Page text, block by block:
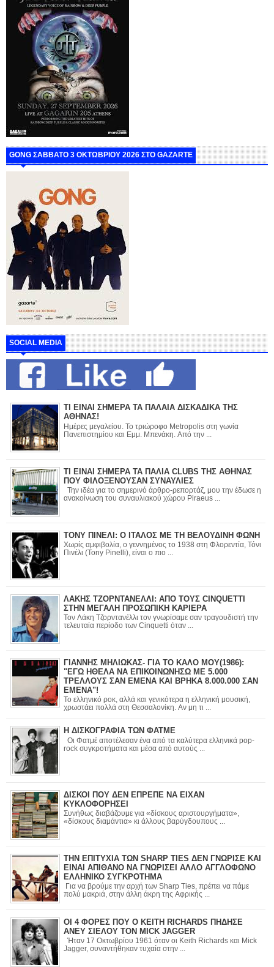
GONG ΣΑΒΒΑΤΟ 3 ΟΚΤΩΒΡΙΟΥ 2026 ΣΤΟ GAZARTE
SOCIAL MEDIA
ΤΙ ΕΙΝΑΙ ΣΗΜΕΡΑ ΤΑ ΠΑΛΑΙΑ ΔΙΣΚΑΔΙΚΑ ΤΗΣ
ΑΘΗΝΑΣ!
Ημέρες μεγαλείου. Το τριώροφο Metropolis στη γωνία
Πανεπιστημίου και Εμμ. Μπενάκη. Από την ...
ΤΙ ΕΙΝΑΙ ΣΗΜΕΡΑ ΤΑ ΠΑΛΙΑ CLUBS ΤΗΣ ΑΘΗΝΑΣ
ΠΟΥ ΦΙΛΟΞΕΝΟΥΣΑΝ ΣΥΝΑΥΛΙΕΣ
Την ιδέα για το σημερινό άρθρο-ρεπορτάζ, μου την έδωσε η
ανακοίνωση του συναυλιακού χώρου Piraeus ...
ΤΟΝΥ ΠΙΝΕΛΙ: Ο ΙΤΑΛΟΣ ΜΕ ΤΗ ΒΕΛΟΥΔΙΝΗ ΦΩΝΗ
Χωρίς αμφιβολία, ο γεννημένος το 1938 στη Φλορεντία, Τόνι
Πινέλι (Tony Pinelli), είναι ο πιο ...
ΛΑΚΗΣ ΤΖΟΡΝΤΑΝΕΛΛΙ: ΑΠΟ ΤΟΥΣ CINQUETTI
ΣΤΗΝ ΜΕΓΑΛΗ ΠΡΟΣΩΠΙΚΗ ΚΑΡΙΕΡΑ
Τον Λάκη Τζορντανέλλι τον γνωρίσαμε σαν τραγουδιστή την
τελευταία περίοδο των Cinquetti όταν ...
ΓΙΑΝΝΗΣ ΜΗΛΙΩΚΑΣ- ΓΙΑ ΤΟ ΚΑΛΟ ΜΟΥ(1986):
"ΕΓΩ ΗΘΕΛΑ ΝΑ ΕΠΙΚΟΙΝΩΝΗΣΩ ΜΕ 5.000
ΤΡΕΛΛΟΥΣ ΣΑΝ ΕΜΕΝΑ ΚΑΙ ΒΡΗΚΑ 8.000.000 ΣΑΝ
ΕΜΕΝΑ"!
Το ελληνικό ροκ, αλλά και γενικότερα η ελληνική μουσική,
χρωστάει πολλά στη Θεσσαλονίκη. Αν μη τι ...
Η ΔΙΣΚΟΓΡΑΦΙΑ ΤΩΝ ΦΑΤΜΕ
Οι Φατμέ αποτέλεσαν ένα από τα καλύτερα ελληνικά pop-
rock συγκροτήματα και μέσα από αυτούς ...
ΔΙΣΚΟΙ ΠΟΥ ΔΕΝ ΕΠΡΕΠΕ ΝΑ ΕΙΧΑΝ
ΚΥΚΛΟΦΟΡΗΣΕΙ
Συνήθως διαβάζουμε για «δίσκους αριστουργήματα»,
«δίσκους διαμάντια» κι άλλους βαρύγδουπους ...
ΤΗΝ ΕΠΙΤΥΧΙΑ ΤΩΝ SHARP TIES ΔΕΝ ΓΝΩΡΙΣΕ ΚΑΙ
ΕΙΝΑΙ ΑΠΙΘΑΝΟ ΝΑ ΓΝΩΡΙΣΕΙ ΑΛΛΟ ΑΓΓΛΟΦΩΝΟ
ΕΛΛΗΝΙΚΟ ΣΥΓΚΡΟΤΗΜΑ
Για να βρούμε την αρχή των Sharp Ties, πρέπει να πάμε
πολύ μακριά, στην άλλη άκρη της Αφρικής ...
ΟΙ 4 ΦΟΡΕΣ ΠΟΥ Ο KEITH RICHARDS ΠΗΔΗΣΕ
ΑΝΕΥ ΣΙΕΛΟΥ ΤΟΝ MICK JAGGER
Ήταν 17 Οκτωβρίου 1961 όταν οι Keith Richards και Mick
Jagger, συναντήθηκαν τυχαία στην ...